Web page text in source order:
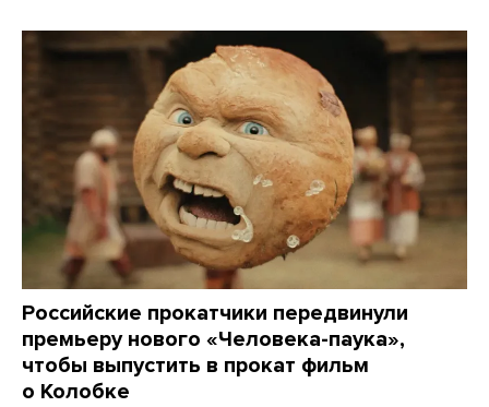
Российские прокатчики передвинули
премьеру нового «Человека-паука»,
чтобы выпустить в прокат фильм
о Колобке